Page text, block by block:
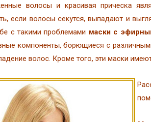
волосы и красивая прическа
если волосы секутся, выпадают и
с такими проблемами маски с
компоненты, борющиеся с
волос. Кроме того, эти маски